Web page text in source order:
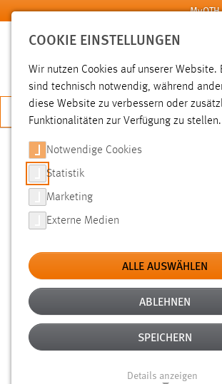
Zum Hauptinhalt springen MyOTH
JETZT BEWERBEN
SUCHE
FILTER
Typ
Erstellungsdatum
Alter
COOKIE EINSTELLUNGEN
Wir nutzen Cookies auf unserer Website.
sind technisch notwendig, während
diese Website zu verbessern oder
Funktionalitäten zur Verfügung zu stellen.
Notwendige Cookies
Statistik
Marketing
Externe Medien
ALLE AUSWÄHLEN
ABLEHNEN
SPEICHERN
Details anzeigen